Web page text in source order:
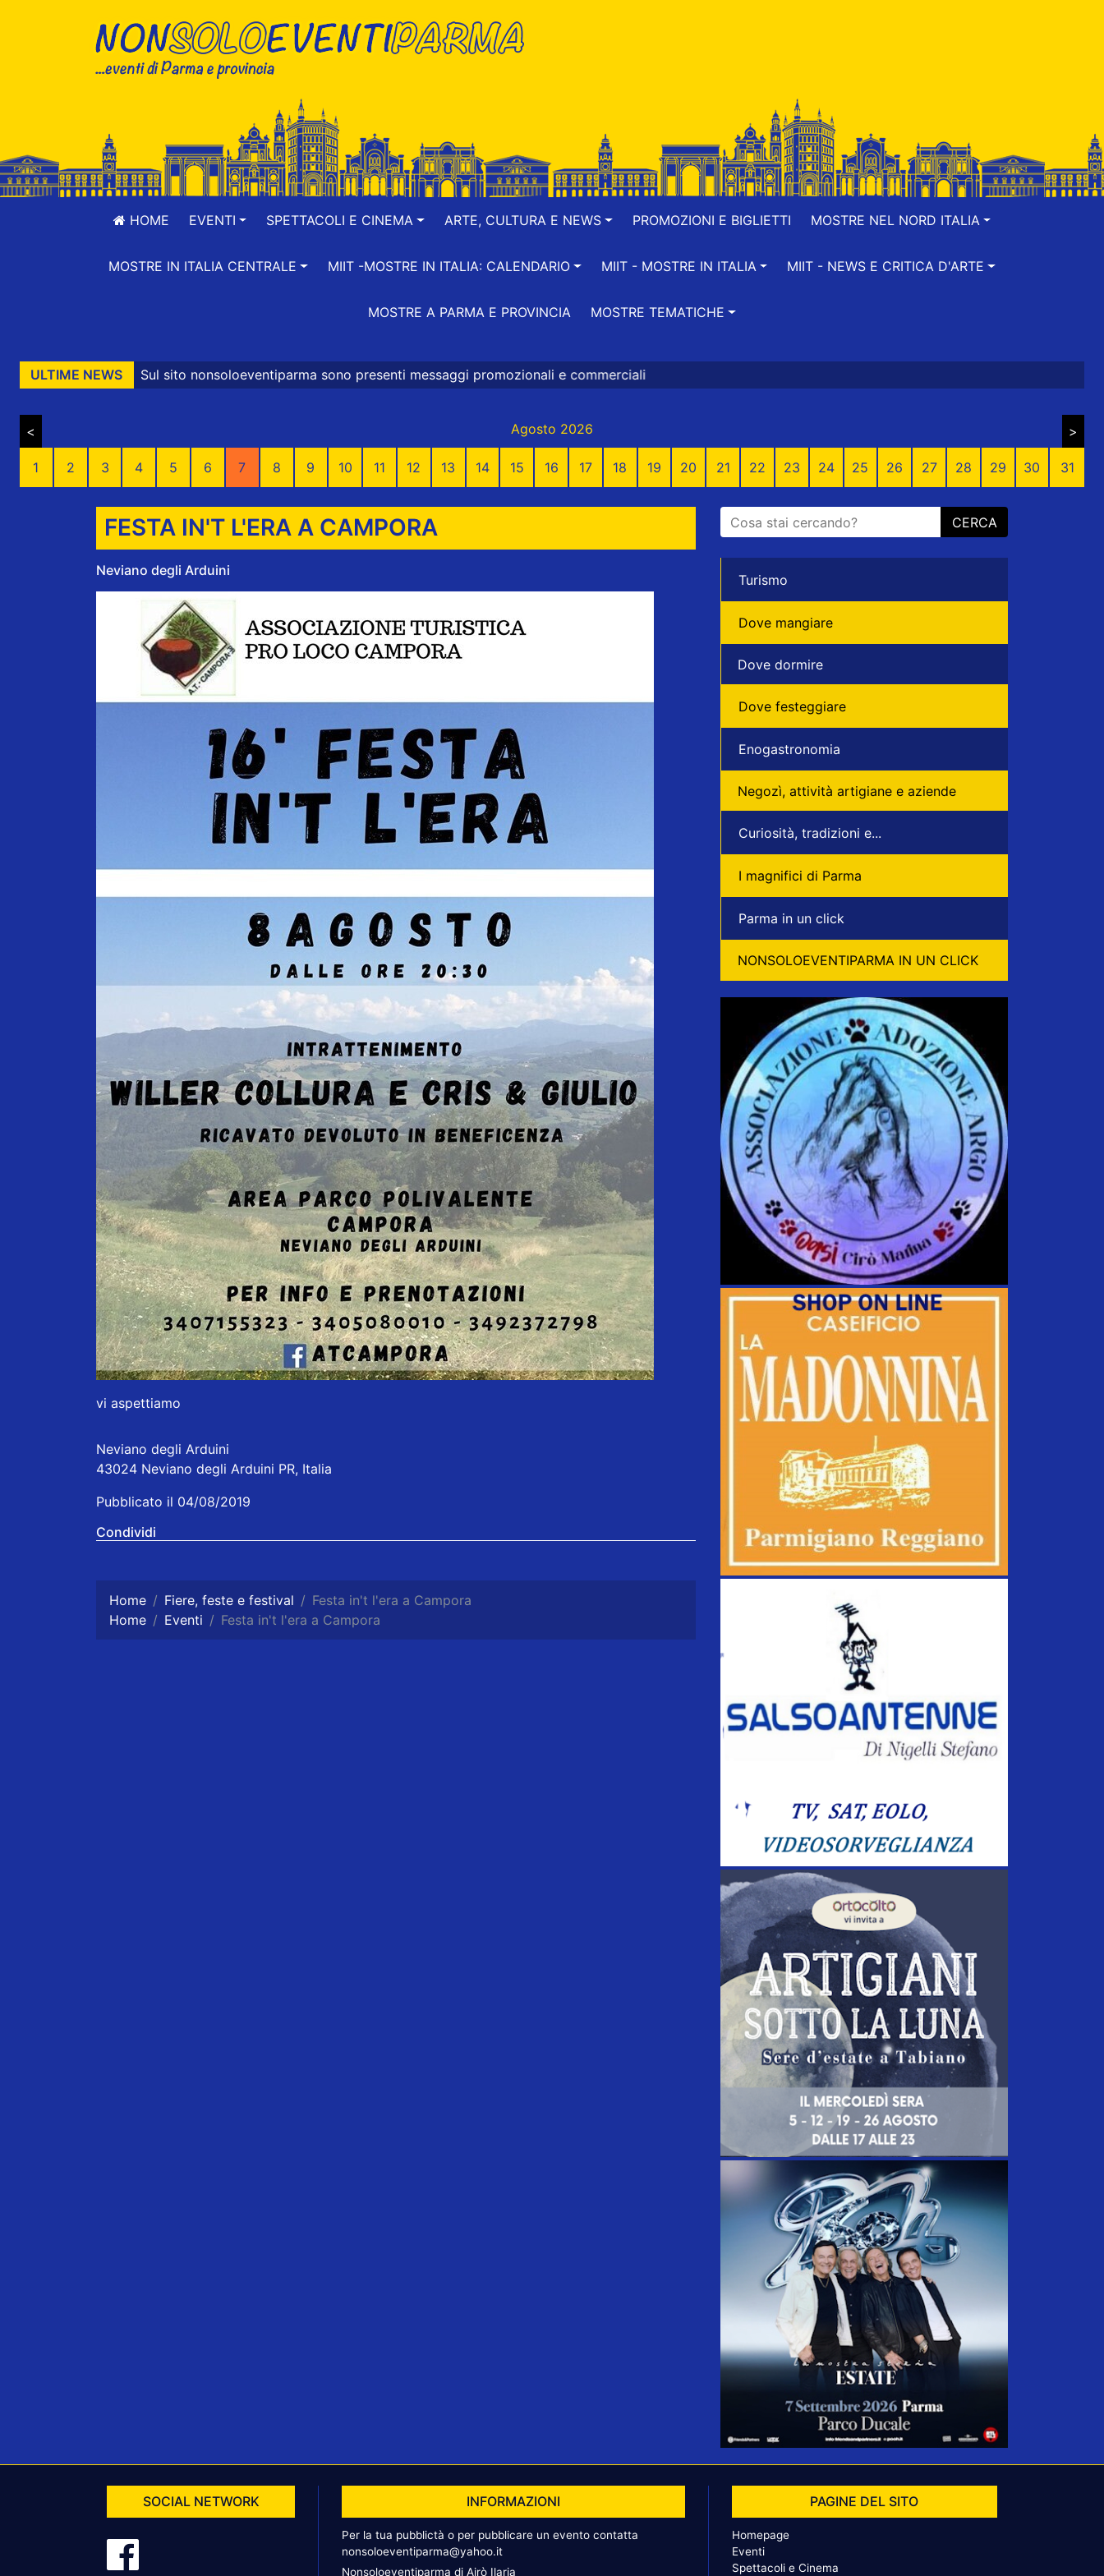
HOME EVENTI SPETTACOLI E CINEMA ARTE, CULTURA E NEWS PROMOZIONI E BIGLIETTI MOSTRE NEL NORD ITALIA
MOSTRE IN ITALIA CENTRALE MIIT -MOSTRE IN ITALIA: CALENDARIO MIIT - MOSTRE IN ITALIA MIIT - NEWS E CRITICA D'ARTE
MOSTRE A PARMA E PROVINCIA MOSTRE TEMATICHE
ULTIME NEWS
sito nonsoloeventiparma sono presenti messaggi promozionali e commerciali
< Agosto 2026 >
1 2 3 4 5 6 7 8 9 10 11 12 13 14 15 16 17 18 19 20 21 22 23 24 25 26 27 28 29 30 31
FESTA IN'T L'ERA A CAMPORA
Neviano degli Arduini
vi aspettiamo
Neviano degli Arduini
43024 Neviano degli Arduini PR, Italia
Pubblicato il 04/08/2019
Condividi
Home Fiere, feste e festival
Festa in't l'era a Campora
Home
Eventi Festa in't l'era a Campora
CERCA
Turismo
Dove mangiare
Dove dormire
Dove festeggiare
Enogastronomia
Negozì, attività artigiane e aziende
Curiosità, tradizioni e...
I magnifici di Parma
Parma in un click
NONSOLOEVENTIPARMA IN UN CLICK
SOCIAL NETWORK INFORMAZIONI
Per la tua pubblictà o per pubblicare un evento contatta
nonsoloeventiparma@yahoo.it
Nonsoloeventiparma di Airò Ilaria
PAGINE DEL SITO
Homepage
Eventi
Spettacoli e Cinema